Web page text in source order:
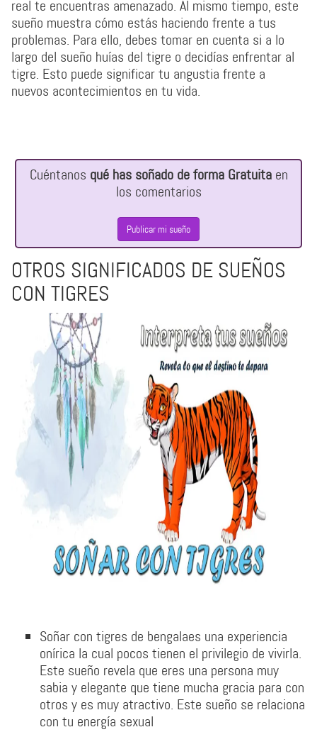
real te encuentras amenazado. Al mismo tiempo, este
sueño muestra cómo estás haciendo frente a tus
problemas. Para ello, debes tomar en cuenta si a lo
largo del sueño huías del tigre o decidías enfrentar al
tigre. Esto puede significar tu angustia frente a
nuevos acontecimientos en tu vida.
Cuéntanos qué has soñado de forma Gratuitaen
los comentarios
Publicar mi sueño
OTROS SIGNIFICADOS DE SUEÑOS
CON TIGRES
Soñar con tigres de bengalaes una experiencia
onírica la cual pocos tienen el privilegio de vivirla.
Este sueño revela que eres una persona muy
sabia y elegante que tiene mucha gracia para con
otros y es muy atractivo. Este sueño se relaciona
con tu energía sexual